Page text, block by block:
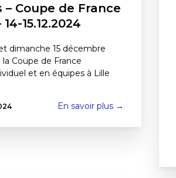
Coupe de France
15.12.2024
dimanche 15 décembre
Coupe de France
et en équipes à Lille
En savoir plus →